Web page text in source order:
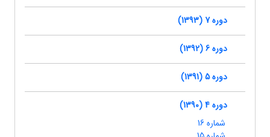
دوره 7 (1393)
دوره 6 (1392)
دوره 5 (1391)
دوره 4 (1390)
شماره 16